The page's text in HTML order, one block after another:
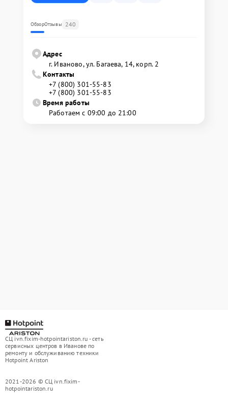
ОбзорОтзывы 240
Адрес
г. Иваново, ул. Багаева, 14, корп. 2
Контакты
+7 (800) 301-55-83
+7 (800) 301-55-83
Время работы
Работаем с 09:00 до 21:00
СЦ ivn.fixim-hotpointariston.ru - сеть
сервисных центров в Иванове по
ремонту и обслуживанию техники
Hotpoint Ariston
2021-2026 © СЦ ivn.fixim-
hotpointariston.ru